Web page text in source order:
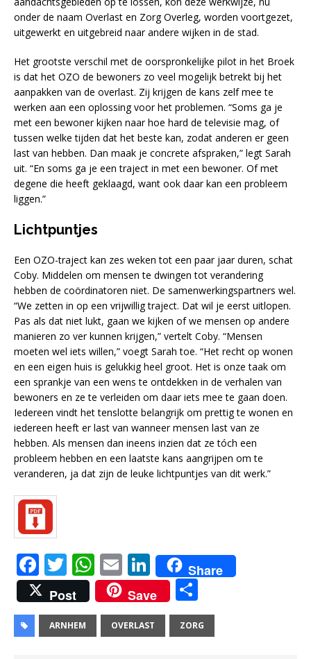
onder de naam Overlast en Zorg Overleg, worden voortgezet,
uitgewerkt en uitgebreid naar andere wijken in de stad.
Het grootste verschil met de oorspronkelijke pilot in het Broek
is dat het OZO de bewoners zo veel mogelijk betrekt bij het
aanpakken van de overlast. Zij krijgen de kans zelf mee te
werken aan een oplossing voor het problemen. “Soms ga je
met een bewoner kijken naar hoe hard de televisie mag, of
tussen welke tijden dat het beste kan, zodat anderen er geen
last van hebben. Dan maak je concrete afspraken,” legt Sarah
uit. “En soms ga je een traject in met een bewoner. Of met
degene die heeft geklaagd, want ook daar kan een probleem
liggen.”
Lichtpuntjes
Een OZO-traject kan zes weken tot een paar jaar duren, schat
Coby. Middelen om mensen te dwingen tot verandering
hebben de coördinatoren niet. De samenwerkingspartners wel.
“We zetten in op een vrijwillig traject. Dat wil je eerst uitlopen.
Pas als dat niet lukt, gaan we kijken of we mensen op andere
manieren zo ver kunnen krijgen,” vertelt Coby. “Mensen
moeten wel iets willen,” voegt Sarah toe. “Het recht op wonen
en een eigen huis is gelukkig heel groot. Het is onze taak om
een sprankje van een wens te ontdekken in de verhalen van
bewoners en ze te verleiden om daar iets mee te gaan doen.
Iedereen vindt het tenslotte belangrijk om prettig te wonen en
iedereen heeft er last van wanneer mensen last van ze
hebben. Als mensen dan ineens inzien dat ze tóch een
probleem hebben en een laatste kans aangrijpen om te
veranderen, ja dat zijn de leuke lichtpuntjes van dit werk.”
F
a
c
e
T
w
it
te
W
h
at
s
E
m
ai
l
Li
n
k
e
Share
Post
Save
el
e
ARNHEM OVERLAST ZORG